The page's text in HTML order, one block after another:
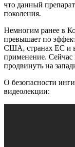
что данный
поколения.
Немногим ранее в
превышает по
США, странах ЕС и в
применение. Сейчас
продвинуть на
О безопасности
видеолекции: